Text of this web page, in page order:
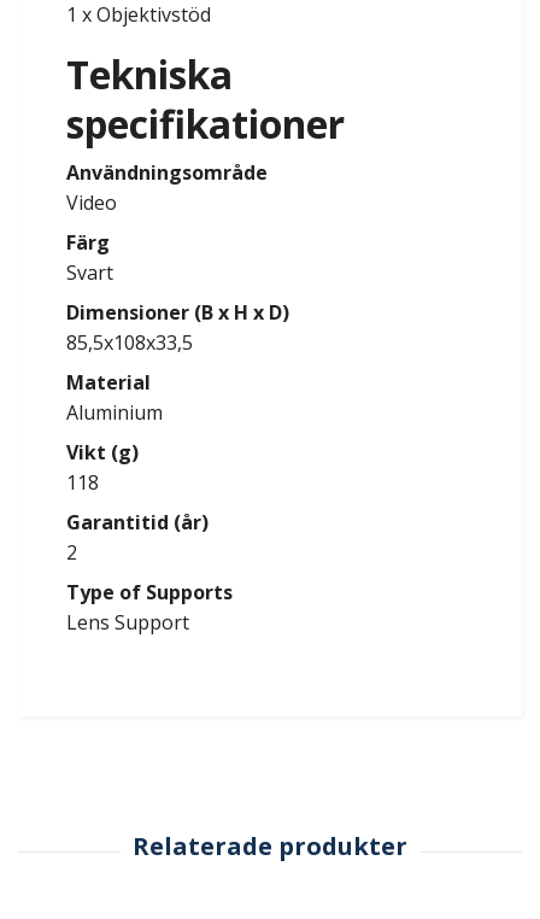
1 x Objektivstöd
Tekniska
specifikationer
Användningsområde
Video
Färg
Svart
Dimensioner (B x H x D)
85,5x108x33,5
Material
Aluminium
Vikt (g)
118
Garantitid (år)
2
Type of Supports
Lens Support